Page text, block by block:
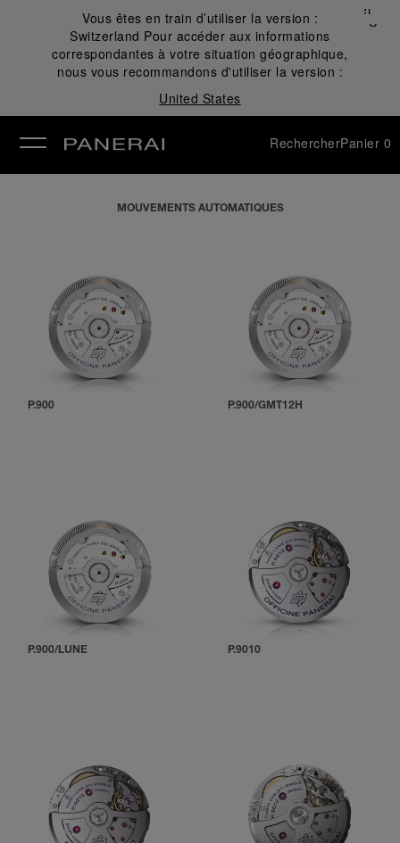
Vous êtes en train d’utiliser la version :
Switzerland Pour accéder aux informations
correspondantes à votre situation géographique,
nous vous recommandons d'utiliser la version :
United States
Fermer
✕
RechercherPanier 0
MOUVEMENTS AUTOMATIQUES
P.900 P.900/GMT12H
P.900/LUNE P.9010